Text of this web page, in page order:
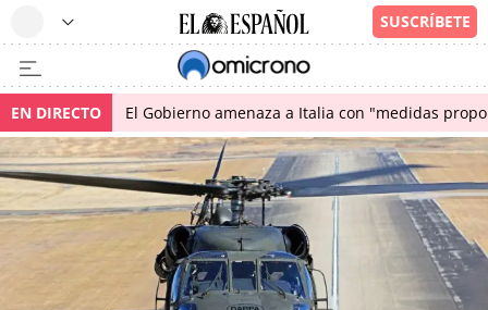
EN DIRECTO El Gobierno amenaza a Italia con "medidas